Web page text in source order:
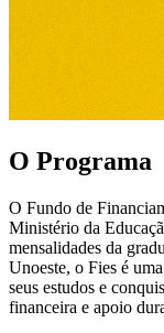
O Programa
O Fundo de
Ministério da
mensalidades da
Unoeste, o Fies é
seus estudos e
financeira e apoio